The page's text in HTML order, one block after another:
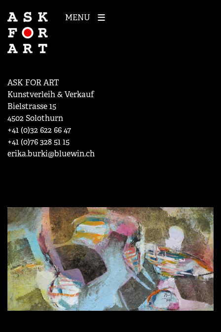
MENU
ASK FOR ART
Kunstverleih & Verkauf
Bielstrasse 15
4502 Solothurn
+41 (0)32 622 66 47
+41 (0)76 328 51 15
erika.burki@bluewin.ch